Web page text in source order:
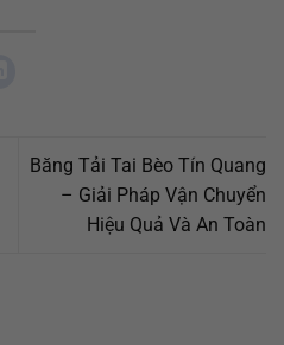
Băng Tải Tai Bèo Tín Quang
– Giải Pháp Vận Chuyển
Hiệu Quả Và An Toàn